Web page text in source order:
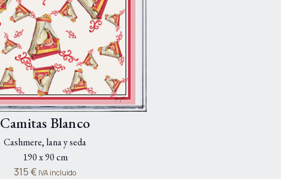
Camitas Blanco
Cashmere, lana y seda
190 x 90 cm
315€ IVA incluido